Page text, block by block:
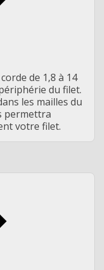
de 1,8 à 14
du filet.
les mailles du
permettra
votre filet.